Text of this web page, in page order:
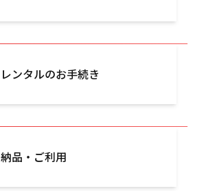
レンタルのお手続き
納品・ご利用